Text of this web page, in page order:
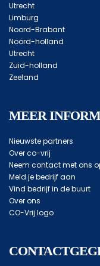
Utrecht
Limburg
Noord-Brabant
Noord-holland
Utrecht
Zuid-holland
Zeeland
MEER
Nieuwste partners
Over co-vrij
Neem contact met ons
Meld je bedrijf aan
Vind bedrijf in de buurt
Over ons
CO-Vrij logo